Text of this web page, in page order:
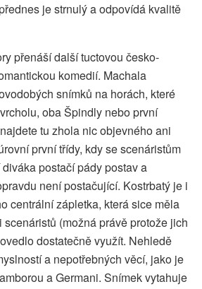
je strnulý a odpovídá kvalitě
přenáší další tuctovou česko-
komedií. Machala
snímků na horách, které
oba Špindly nebo první
tu zhola nic objevného ani
první třídy, kdy se scenáristům
postačí pády postav a
není postačující. Kostrbatý je i
centrální zápletka, která sice měla
(možná právě protože jich
dostatečně využít. Nehledě
a nepotřebných věcí, jako je
a Germani. Snímek vytahuje